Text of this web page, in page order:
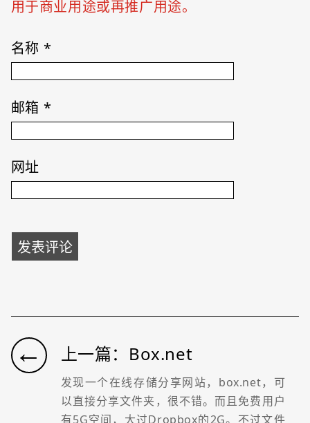
用于商业用途或再推广用途。
名称 *
邮箱 *
网址
← 上一篇：Box.net
发现一个在线存储分享网站，box.net，可
以直接分享文件夹，很不错。而且免费用户
有5G空间，大过Dropbox的2G。不过文件